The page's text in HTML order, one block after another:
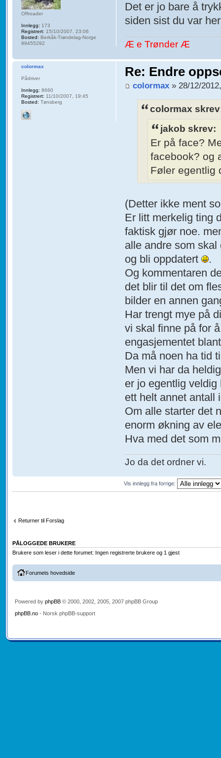
Det er jo bare å
siden sist du var
Æ e Trønder Æ
Offroader
Innlegg: 173
Registrert: 15/10/2007, 23:06
Bosted: Berkåk-Trøndelag-Norge
99455292
Re: Endre
colormax » 28/12/
colormax
jakob skrev:
Er på face?
facebook? og
Føler egentlig
(Detter ikke ment
Er litt merkelig ting
faktisk gjør noe.
alle andre som
og bli oppdatert
.
Og kommentaren
det blir til det om
bilder en annen
Har trengt mye på
vi skal finne på for
engasjementet
Da må noen ha tid
Men vi har da
er jo egentlig
ett helt annet antall
Om alle starter det
enorm økning av
Hva med det som
Jo da det ordner vi.
colormax
Pådriver
Innlegg: 8660
Registrert: 11/10/2007, 19:45
Bosted: Tønsberg
Vis innlegg fra forrige:
Returner til Forslag
PÅLOGGEDE BRUKERE
Brukere som leser i dette forumet: Ingen registrerte brukere og 1 gjest
Forumets hovedside
Powered by phpBB© 2000, 2002, 2005, 2007 phpBB Group
phpBB.no- Norsk phpBB-support